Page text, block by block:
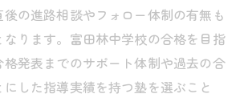
後の進路相談やフォロー体制の有無も
ります。富田林中学校の合格を目指
発表までのサポート体制や過去の合
した指導実績を持つ塾を選ぶこと